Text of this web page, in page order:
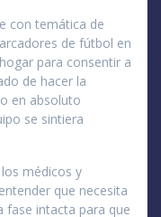
con temática de
de fútbol en
para consentir a
de hacer la
en absoluto
se sintiera
médicos y
que necesita
fase intacta para que